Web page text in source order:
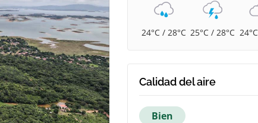
24°C / 28°C 25°C / 28°C
Calidad del aire
Bien